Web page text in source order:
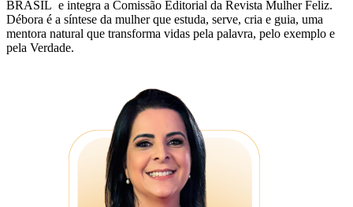
BRASIL e integra a Comissão Editorial da Revista Mulher Feliz.
Débora é a síntese da mulher que estuda, serve, cria e guia, uma
mentora natural que transforma vidas pela palavra, pelo exemplo e
pela Verdade.